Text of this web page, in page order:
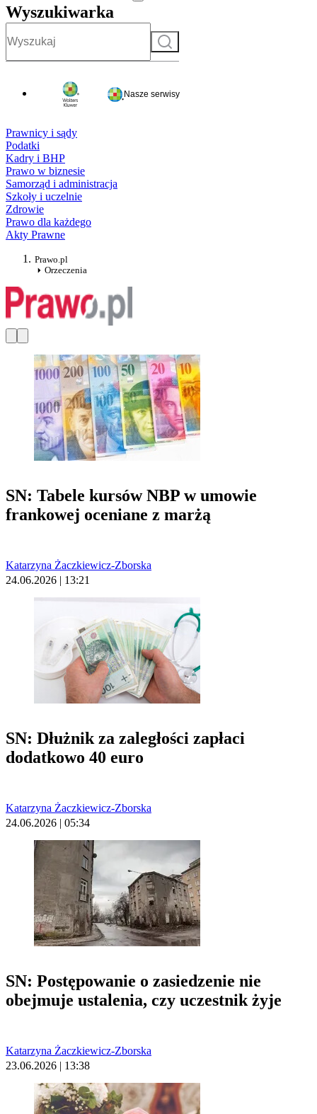
Wyszukiwarka
Szukaj
Nasze serwisy
Prawnicy i sądy
Podatki
Kadry i BHP
Prawo w biznesie
Samorząd i administracja
Szkoły i uczelnie
Zdrowie
Prawo dla każdego
Akty Prawne
Prawo.pl
Orzeczenia
SN: Tabele kursów NBP w umowie
frankowej oceniane z marżą
Katarzyna Żaczkiewicz-Zborska
24.06.2026 | 13:21
SN: Dłużnik za zaległości zapłaci
dodatkowo 40 euro
Katarzyna Żaczkiewicz-Zborska
24.06.2026 | 05:34
SN: Postępowanie o zasiedzenie nie
obejmuje ustalenia, czy uczestnik żyje
Katarzyna Żaczkiewicz-Zborska
23.06.2026 | 13:38